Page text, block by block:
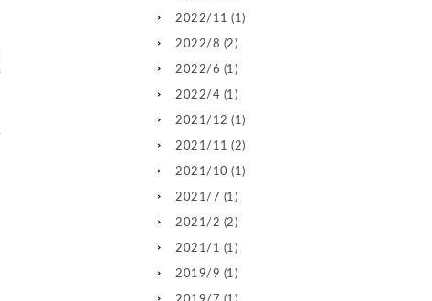
2022/11 (1)
2022/8 (2)
2022/6 (1)
2022/4 (1)
2021/12 (1)
2021/11 (2)
2021/10 (1)
2021/7 (1)
2021/2 (2)
2021/1 (1)
2019/9 (1)